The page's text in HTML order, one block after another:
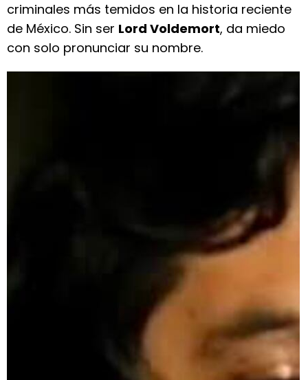
criminales más temidos en la historia reciente
de México. Sin ser Lord Voldemort, da miedo
con solo pronunciar su nombre.